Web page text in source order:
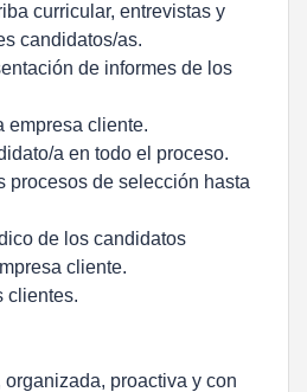
curricular, entrevistas y
candidatos/as.
de informes de los
empresa cliente.
a en todo el proceso.
procesos de selección hasta
de los candidatos
cliente.
clientes.
proactiva y con